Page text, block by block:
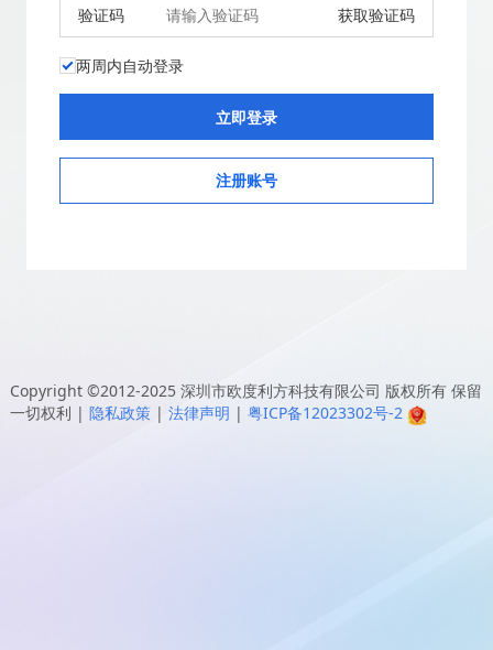
验证码 获取验证码
两周内自动登录
注册账号
Copyright ©2012-2025 深圳市欧度利方科技有限公司 版权所有 保留
一切权利 | 隐私政策 | 法律声明 | 粤ICP备12023302号-2